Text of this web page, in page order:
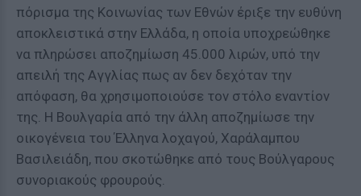
πόρισμα της Κοινωνίας των Εθνών έριξε την ευθύνη
αποκλειστικά στην Ελλάδα, η οποία υποχρεώθηκε
να πληρώσει αποζημίωση 45.000 λιρών, υπό την
απειλή της Αγγλίας πως αν δεν δεχόταν την
απόφαση, θα χρησιμοποιούσε τον στόλο εναντίον
της. Η Βουλγαρία από την άλλη αποζημίωσε την
οικογένεια του Έλληνα λοχαγού, Χαράλαμπου
Βασιλειάδη, που σκοτώθηκε από τους Βούλγαρους
συνοριακούς φρουρούς.